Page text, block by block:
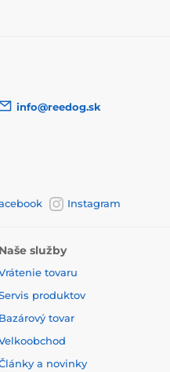
info@reedog.sk
Instagram
Naše služby
tovaru
produktov
Bazárový tovar
a novinky